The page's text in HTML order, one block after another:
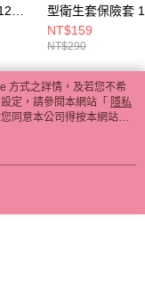
入
型衛生套保險套
裝 E500211
NT$159
NT$290
方式之詳情，及若您不希
定，請參閱本網站「 隱私
同意本公司得按本網站使